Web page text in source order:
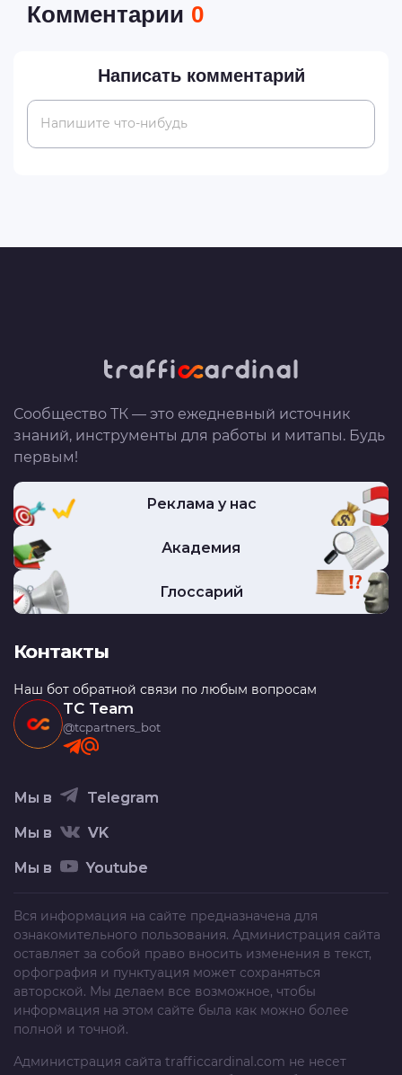
Комментарии 0
Написать комментарий
Напишите что-нибудь
Сообщество ТК — это ежедневный источник
знаний, инструменты для работы и митапы. Будь
первым!
Реклама у нас
Академия
Глоссарий
Контакты
Наш бот обратной связи по любым вопросам
TC Team
@tcpartners_bot
Мы в Telegram
Мы в VK
Мы в Youtube
Вся информация на сайте предназначена для
ознакомительного пользования. Администрация сайта
оставляет за собой право вносить изменения в текст,
орфография и пунктуация может сохраняться
авторской. Мы делаем все возможное, чтобы
информация на этом сайте была как можно более
полной и точной.
Администрация сайта trafficcardinal.com не несет